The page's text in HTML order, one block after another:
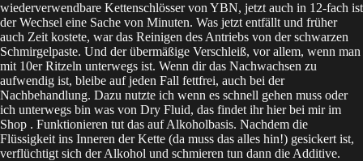
wiederverwendbare Kettenschlösser von YBN, jetzt auch in 12-fach ist
der Wechsel eine Sache von Minuten. Was jetzt entfällt und früher
auch Zeit kostete, war das Reinigen des Antriebs von der schwarzen
Schmirgelpaste. Und der übermäßige Verschleiß, vor allem, wenn man
mit 10er Ritzeln unterwegs ist. Wenn dir das Nachwachsen zu
aufwendig ist, bleibe auf jeden Fall fettfrei, auch bei der
Nachbehandlung. Dazu nutzte ich wenn es schnell gehen muss oder
ich unterwegs bin was von Dry Fluid, das findet ihr hier bei mir im
Shop . Funktionieren tut das auf Alkoholbasis. Nachdem die
Flüssigkeit ins Inneren der Kette (da muss das alles hin!) gesickert ist,
verflüchtigt sich der Alkohol und schmieren tun dann die Additive.